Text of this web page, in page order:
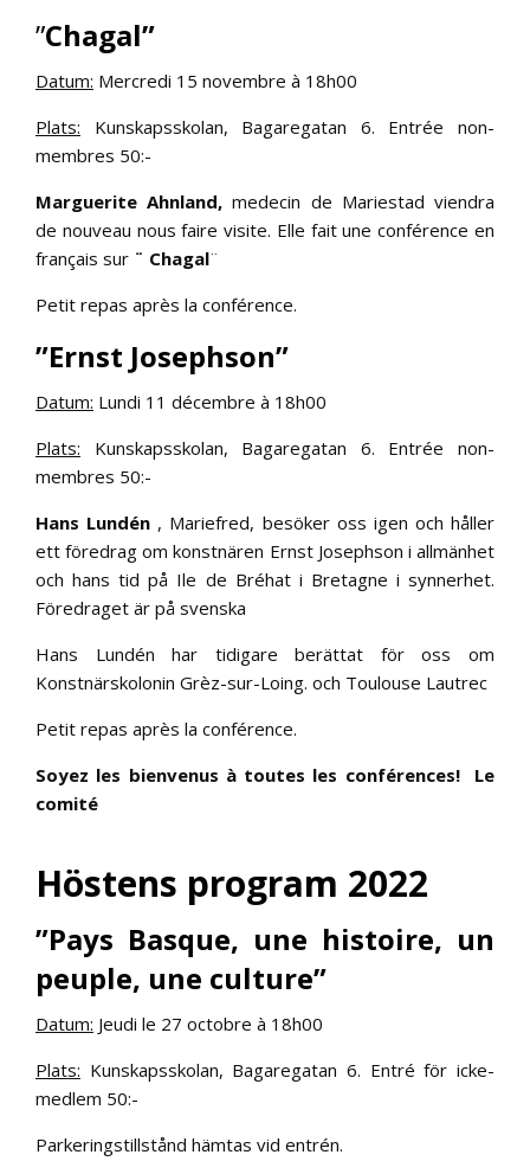
”Chagal”
Datum: Mercredi 15 novembre à 18h00
Plats: Kunskapsskolan, Bagaregatan 6. Entrée non-
membres 50:-
Marguerite Ahnland,medecin de Mariestad viendra
de nouveau nous faire visite. Elle fait une conférence en
français sur ¨ Chagal¨
Petit repas après la conférence.
”Ernst Josephson”
Datum: Lundi 11 décembre à 18h00
Plats: Kunskapsskolan, Bagaregatan 6. Entrée non-
membres 50:-
Hans Lundén , Mariefred, besöker oss igen och håller
ett föredrag om konstnären Ernst Josephson i allmänhet
och hans tid på Ile de Bréhat i Bretagne i synnerhet.
Föredraget är på svenska
Hans Lundén har tidigare berättat för oss om
Konstnärskolonin Grèz-sur-Loing. och Toulouse Lautrec
Petit repas après la conférence.
Soyez les bienvenus à toutes les conférences! Le
comité
Höstens program 2022
”Pays Basque, une histoire, un
peuple, une culture”
Datum: Jeudi le 27 octobre à 18h00
Plats: Kunskapsskolan, Bagaregatan 6. Entré för icke-
medlem 50:-
Parkeringstillstånd hämtas vid entrén.